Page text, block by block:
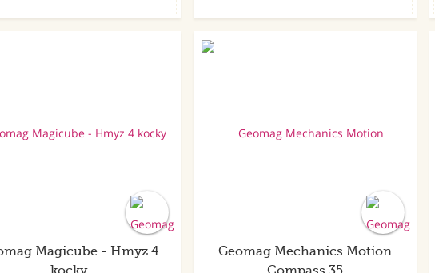
Magicube - Hmyz 4
Geomag Mechanics Motion